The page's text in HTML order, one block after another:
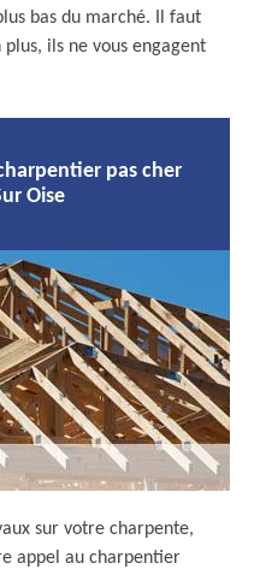
bas du marché. Il faut
ils ne vous engagent
pas cher
Oise
sur votre charpente,
appel au charpentier